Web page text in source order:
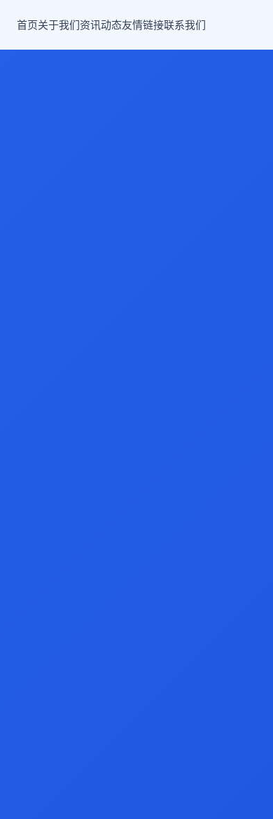
首页关于我们资讯动态友情链接联系我们